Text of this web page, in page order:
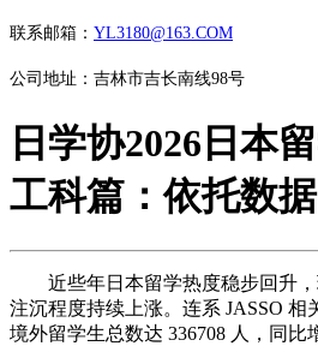
联系邮箱： YL3180@163.COM
公司地址：吉林市吉长南线98号
日学协2026日本
工科篇：依托数
近些年日本留学热度稳步回升，
注沉程度持续上涨。连系 JASSO 相
境外留学生总数达 336708 人，同比